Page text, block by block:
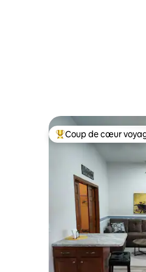
Coup de cœur
Coup de cœur